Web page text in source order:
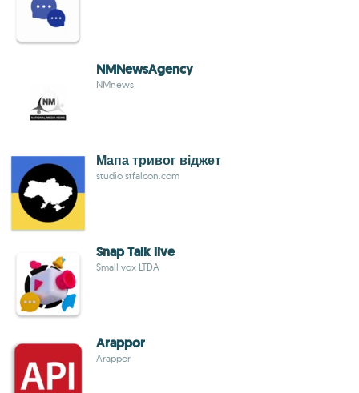
NMNewsAgency
NMnews
Мапа тривог віджет
studio stfalcon.com
Snap Talk live
Small vox LTDA
Arappor
Arappor